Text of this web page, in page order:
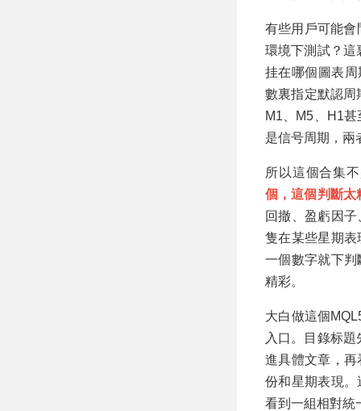
有些用戶可能會
環境下測試？這
挂在哪個圖表周
數裏指定默認周
M1、M5、H1
是信号周期，兩
所以這個合集
個，這個判斷太
回撤、盈虧因
隻在某些星期
一個數字就下
精彩。
大白做這個
入口。目錄标
進具體文章，
份和星期表現
看到一組相對統